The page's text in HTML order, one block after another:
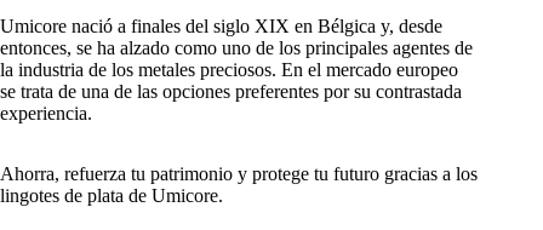
Umicore nació a finales del siglo XIX en Bélgica y, desde
entonces, se ha alzado como uno de los principales agentes de
la industria de los metales preciosos. En el mercado europeo
se trata de una de las opciones preferentes por su contrastada
experiencia.
Ahorra, refuerza tu patrimonio y protege tu futuro gracias a los
lingotes de plata de Umicore.